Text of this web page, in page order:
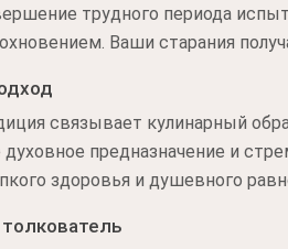
трудного периода
Ваши старания
связывает кулинарный
предназначение и
здоровья и душевного